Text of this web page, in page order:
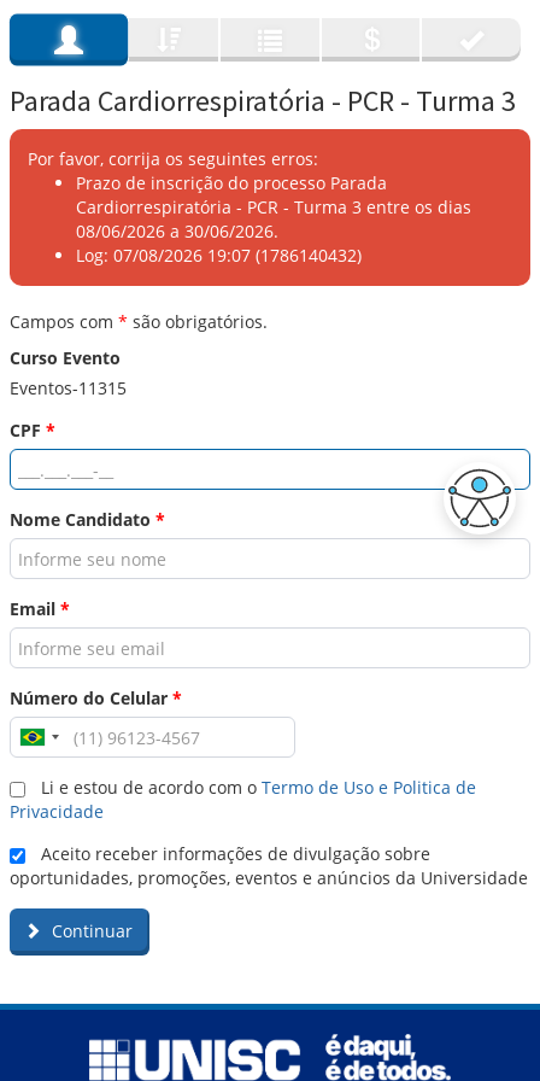
Parada Cardiorrespiratória - PCR - Turma 3
Por favor, corrija os seguintes erros:
Prazo de inscrição do processo Parada
Cardiorrespiratória - PCR - Turma 3 entre os dias
08/06/2026 a 30/06/2026.
Log: 07/08/2026 19:07 (1786140432)
Campos com * são obrigatórios.
Curso Evento
Eventos-11315
CPF *
Nome Candidato *
Email *
Número do Celular *
Li e estou de acordo com o Termo de Uso e Politica de
Privacidade
Aceito receber informações de divulgação sobre
oportunidades, promoções, eventos e anúncios da Universidade
Continuar